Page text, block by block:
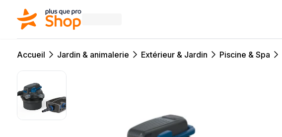
Accueil Jardin & animalerie Extérieur & Jardin Piscine & Spa